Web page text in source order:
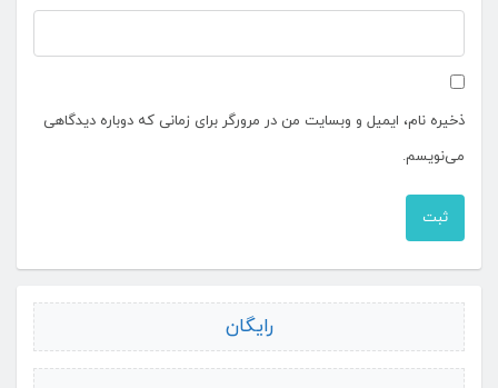
رایگان
ذخیره نام، ایمیل و وبسایت من در مرورگر برای زمانی که دوباره دیدگاهی
می‌نویسم.